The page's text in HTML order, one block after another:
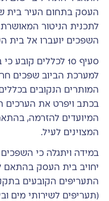
העסק בתחום העיר בית
לתכנית הניטור המאושרת.
השפכים יועברו אל בית
סעיף 10 לכללים
למערכת הביוב שפכים
המותרים הנקובים
בכתב ויפרט את הערכים
המצוינים לעיל.
במידה ויתגלה כי השפכים
יחויב בית העסק בהתאם
התעריפים הקובעים
(תעריפים לשירותי מים